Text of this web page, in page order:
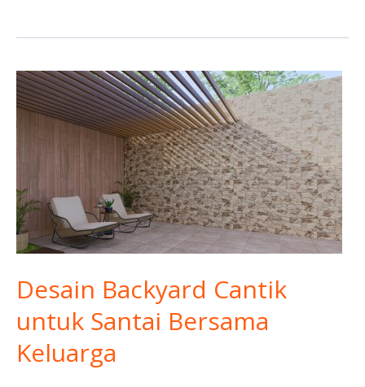
Desain Backyard Cantik
untuk Santai Bersama
Keluarga
Desain
Backyard
Bersama
Keluarga